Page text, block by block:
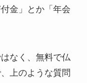
金」とか「年会
なく、無料で仏
上のような質問